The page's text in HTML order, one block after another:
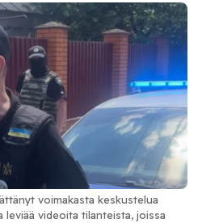
voimakasta keskustelua
leviää videoita tilanteista, joissa